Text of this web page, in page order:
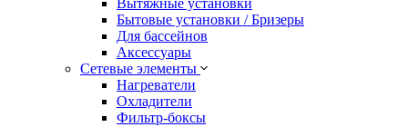
Вытяжные установки
Бытовые установки / Бризеры
Для бассейнов
Аксессуары
Сетевые элементы
Нагреватели
Охладители
Фильтр-боксы